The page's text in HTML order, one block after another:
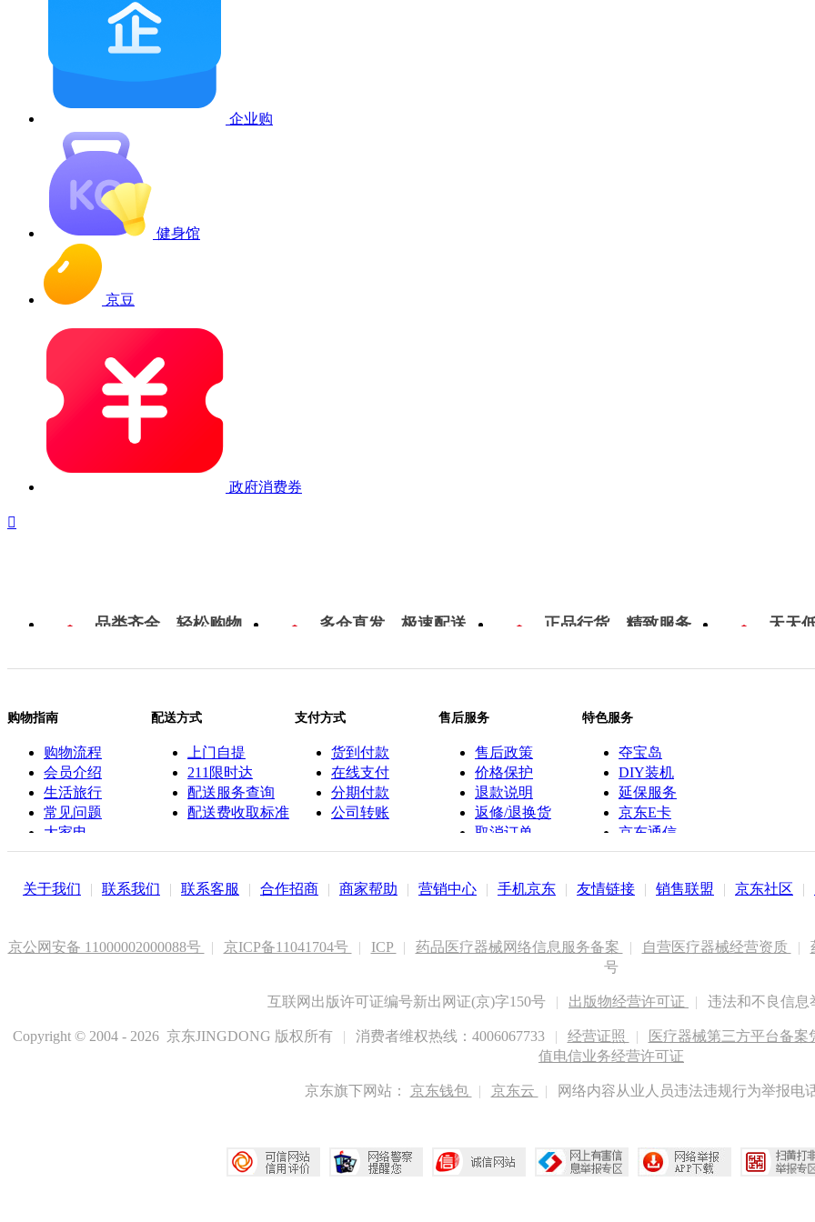
企业购
健身馆
京豆
政府消费券

品类齐全，轻松购物 多仓直发，极速配送 正品行货，精致服务 天天
购物指南
购物流程
会员介绍
生活旅行
常见问题
大家电
联系客服
配送方式
上门自提
211限时达
配送服务查询
配送费收取标准
支付方式
货到付款
在线支付
分期付款
公司转账
售后服务
售后政策
价格保护
退款说明
返修/退换货
取消订单
特色服务
夺宝岛
DIY装机
延保服务
京东E卡
京东通信
京鱼座智能
关于我们 | 联系我们 | 联系客服 | 合作招商 | 商家帮助 | 营销中心 | 手机京东 | 友情链接 | 销售联盟 | 京东社区 |
京公网安备 11000002000088号 | 京ICP备11041704号 | ICP | 药品医疗器械网络信息服务备案 | 自营医疗器械经营资质 |
号
互联网出版许可证编号新出网证(京)字150号 | 出版物经营许可证 | 违法和不良信息
Copyright © 2004 - 2026 京东JINGDONG 版权所有 | 消费者维权热线：4006067733 | 经营证照 | 医疗器械第三方平台备案
值电信业务经营许可证
京东旗下网站： 京东钱包 | 京东云 | 网络内容从业人员违法违规行为举报电